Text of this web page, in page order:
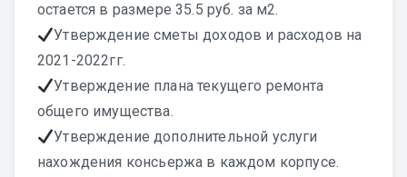
остается в размере 35.5 руб. за м2.
Утверждение сметы доходов и расходов на
2021-2022гг.
Утверждение плана текущего ремонта
общего имущества.
Утверждение дополнительной услуги
нахождения консьержа в каждом корпусе.